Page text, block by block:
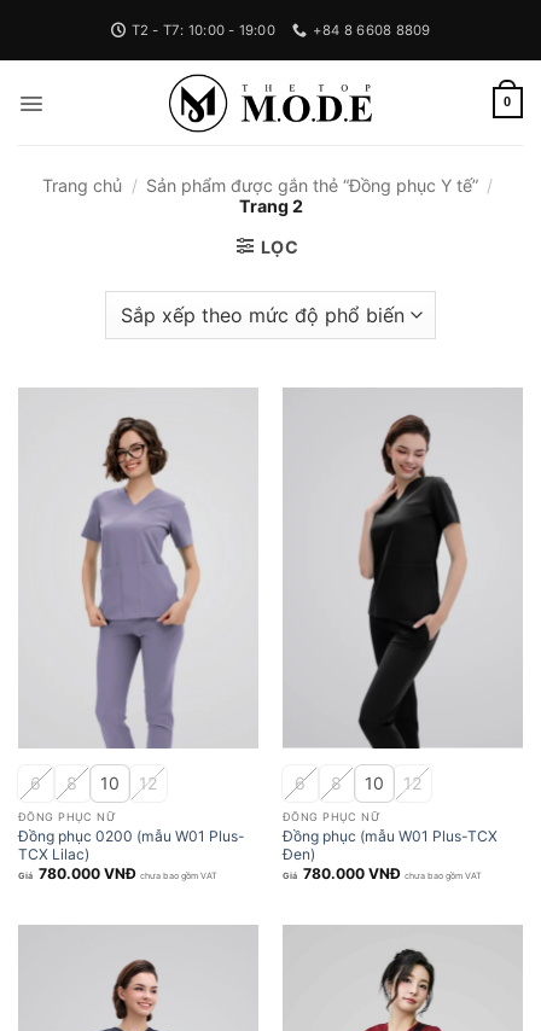
nội
T2 - T7: 10:00 - 19:00 +84 8 6608 8809
0
Trang chủ / Sản phẩm được gắn thẻ “Đồng phục Y tế” /
Trang 2
LỌC
6 8 10 12
ĐỒNG PHỤC NỮ
Đồng phục 0200 (mẫu W01 Plus-
TCX Lilac)
780.000VNĐ chưa bao gồm VAT
6 8 10 12
ĐỒNG PHỤC NỮ
Đồng phục (mẫu W01 Plus-TCX
Đen)
780.000VNĐ chưa bao gồm VAT